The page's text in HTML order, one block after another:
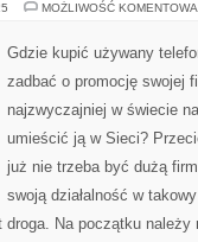
MOŻLIWOŚĆ
Gdzie kupić używany
zadbać o promocję swojej
najzwyczajniej w świecie
umieścić ją w Sieci?
już nie trzeba być dużą
swoją działalność w
Na początku należy